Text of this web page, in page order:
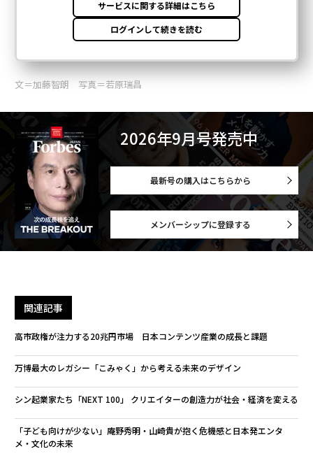
文＝加藤智朗 写真＝若原瑞昌
2026年9月号発売中
最新号の購入はこちらから
メンバーシップに登録する
関連記事
高市政権が注力する20兆円市場 日本コンテンツ産業の成長と課題
万博最大のレガシー「こみゃく」から考える未来のデザイン
シン起業家たち「NEXT 100」 クリエイターの創造力が社会・経済を変える
「子ども向けが少ない」庵野秀明・山崎貴が抱く危機感と日本発エンタ
メ・文化の未来